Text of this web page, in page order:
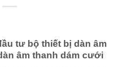
tư bộ thiết bị dàn âm
âm thanh dám cưới